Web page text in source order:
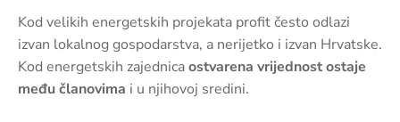
Kod velikih energetskih projekata profit često odlazi
izvan lokalnog gospodarstva, a nerijetko i izvan Hrvatske.
Kod energetskih zajednicaostvarena vrijednost ostaje
među članovima i u njihovoj sredini.